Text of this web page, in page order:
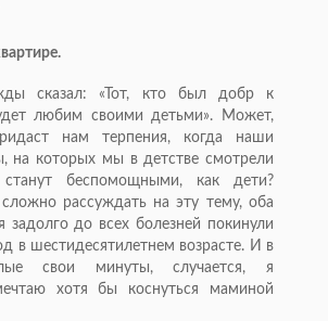
сказал: «Тот, кто был добр к
любим своими детьми». Может,
нам терпения, когда наши
на которых мы в детстве смотрели
станут беспомощными, как дети?
рассуждать на эту тему, оба
задолго до всех болезней покинули
в шестидесятилетнем возрасте. И в
свои минуты, случается, я
хотя бы коснуться маминой